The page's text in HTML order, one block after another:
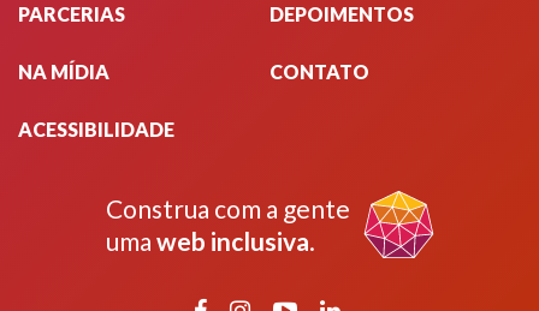
PARCERIAS DEPOIMENTOS
NA MÍDIA CONTATO
ACESSIBILIDADE
Construa com a gente
uma web inclusiva.